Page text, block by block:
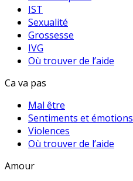
IST
Sexualité
Grossesse
IVG
Où trouver de l’aide
Ca va pas
Mal être
Sentiments et émotions
Violences
Où trouver de l’aide
Amour